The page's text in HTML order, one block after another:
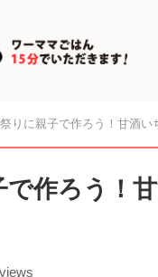
りに親子で作ろう！甘酒い
作ろう！